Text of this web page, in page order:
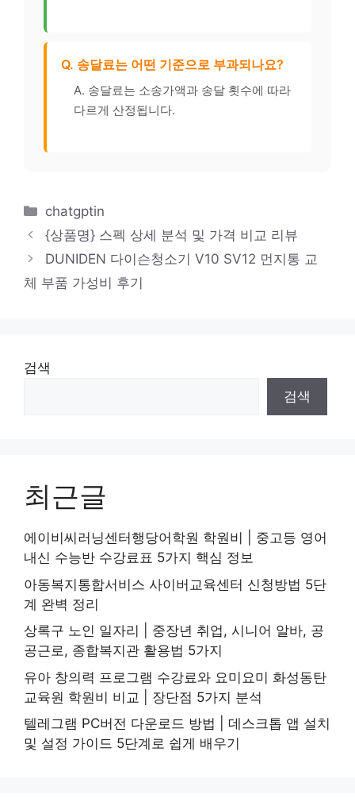
Q. 송달료는 어떤 기준으로 부과되나요?
A. 송달료는 소송가액과 송달 횟수에 따라
다르게 산정됩니다.
카
테
리
chatgptin
{상품명} 스펙 상세 분석 및 가격 비교 리뷰
DUNIDEN 다이슨청소기 V10 SV12 먼지통 교
체 부품 가성비 후기
검색
검색
최근글
에이비씨러닝센터행당어학원 학원비 | 중고등 영어
내신 수능반 수강료표 5가지 핵심 정보
아동복지통합서비스 사이버교육센터 신청방법 5단
계 완벽 정리
상록구 노인 일자리 | 중장년 취업, 시니어 알바, 공
공근로, 종합복지관 활용법 5가지
유아 창의력 프로그램 수강료와 요미요미 화성동탄
교육원 학원비 비교 | 장단점 5가지 분석
텔레그램 PC버전 다운로드 방법 | 데스크톱 앱 설치
및 설정 가이드 5단계로 쉽게 배우기